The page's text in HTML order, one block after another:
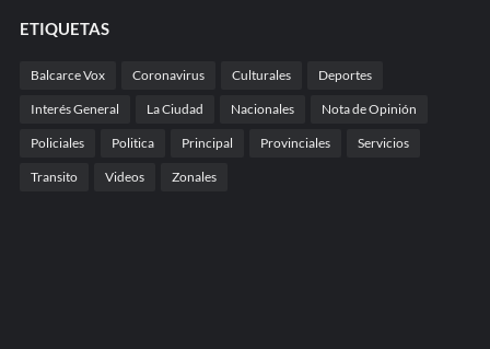
ETIQUETAS
Balcarce Vox Coronavirus Culturales Deportes
Interés General La Ciudad Nacionales Nota de Opinión
Policiales Politica Principal Provinciales Servicios
Transito Videos Zonales